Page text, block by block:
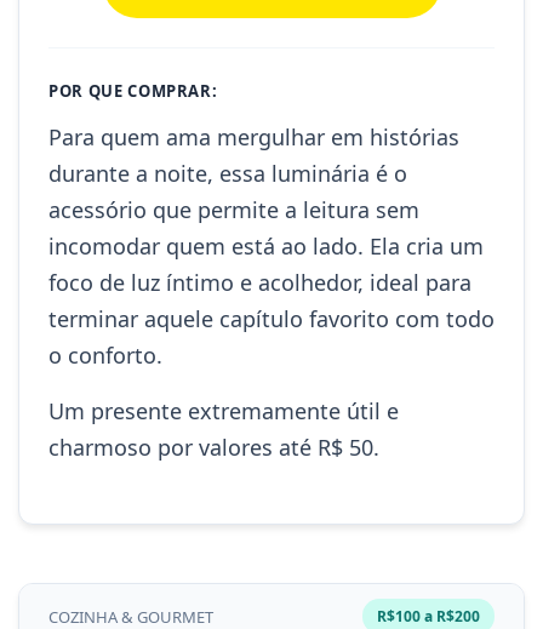
POR QUE COMPRAR:
Para quem ama mergulhar em histórias
durante a noite, essa luminária é o
acessório que permite a leitura sem
incomodar quem está ao lado. Ela cria um
foco de luz íntimo e acolhedor, ideal para
terminar aquele capítulo favorito com todo
o conforto.
Um presente extremamente útil e
charmoso por valores até R$ 50.
COZINHA & GOURMET R$100 a R$200